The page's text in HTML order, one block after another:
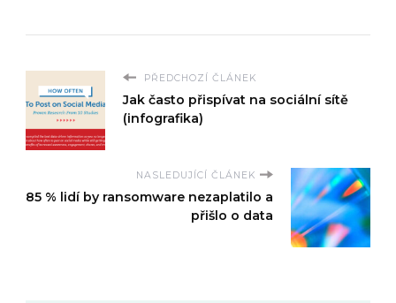
PŘEDCHOZÍ ČLÁNEK
Jak často přispívat na sociální sítě
(infografika)
NASLEDUJÍCÍ ČLÁNEK
85 % lidí by ransomware nezaplatilo a
přišlo o data